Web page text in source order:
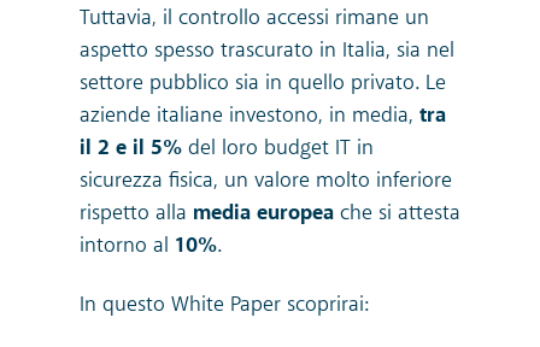
Tuttavia, il controllo accessi rimane un
aspetto spesso trascurato in Italia, sia nel
settore pubblico sia in quello privato. Le
aziende italiane investono, in media, tra
il 2 e il 5%del loro budget IT in
sicurezza fisica, un valore molto inferiore
rispetto alla media europeache si attesta
intorno al 10%.
In questo White Paper scoprirai: